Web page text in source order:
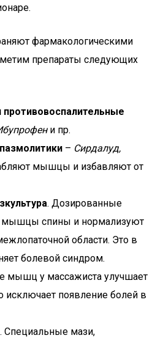
фармакологическими
препараты следующих
и пр.
– Сирдалуд,
мышцы и избавляют от
. Дозированные
мышцы спины и нормализуют
области. Это в
болевой синдром.
мышц у массажиста улучшает
исключает появление болей в
. Специальные мази,